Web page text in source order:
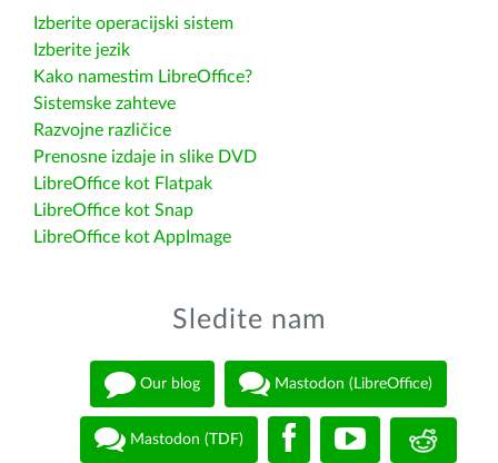
Izberite operacijski sistem
Izberite jezik
Kako namestim LibreOffice?
Sistemske zahteve
Razvojne različice
Prenosne izdaje in slike DVD
LibreOffice kot Flatpak
LibreOffice kot Snap
LibreOffice kot AppImage
Sledite nam
Our blog Mastodon (LibreOffice)
Mastodon (TDF)